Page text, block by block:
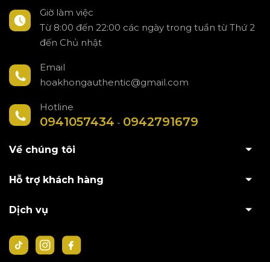
Giờ làm việc
Từ 8:00 đến 22:00 các ngày trong tuần từ Thứ 2
đến Chủ nhật
Email
hoakhongauthentic@gmail.com
Hotline
0941057434 - 0942791679
Về chúng tôi
Hỗ trợ khách hàng
Dịch vụ